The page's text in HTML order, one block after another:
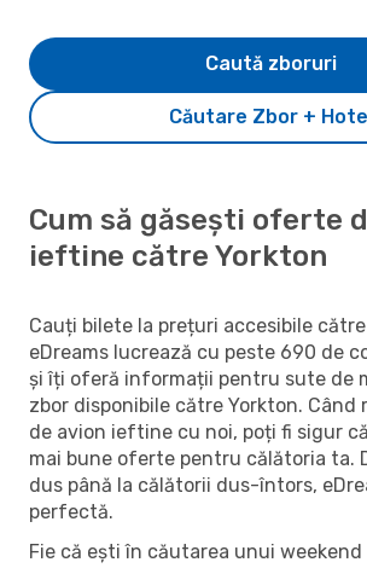
Căutare Zbor +
Caută zboruri
Cum să găsești oferte
ieftine către Yorkton
Cauți bilete la prețuri accesibile
eDreams lucrează cu peste 690 de
și îți oferă informații pentru sute de
zbor disponibile către Yorkton. Când
de avion ieftine cu noi, poți fi sigur
mai bune oferte pentru călătoria ta.
dus până la călătorii dus-întors,
perfectă.
Fie că ești în căutarea unui